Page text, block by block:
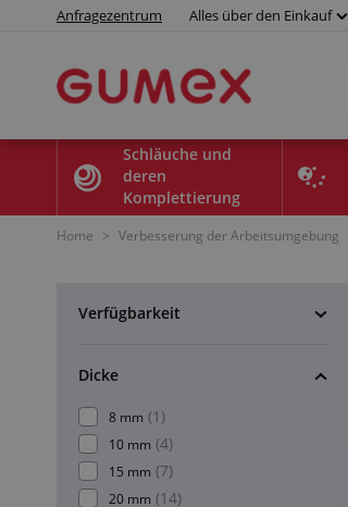
Anfragezentrum Alles über den Einkauf
Schläuche und
deren
Komplettierung
Home > Verbesserung der Arbeitsumgebung
Verfügbarkeit
Dicke
8 mm (1)
10 mm (4)
15 mm (7)
20 mm (14)